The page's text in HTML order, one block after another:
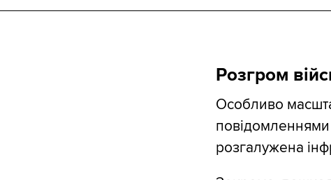
Розгром
Особливо
повідомленнями
розгалужена